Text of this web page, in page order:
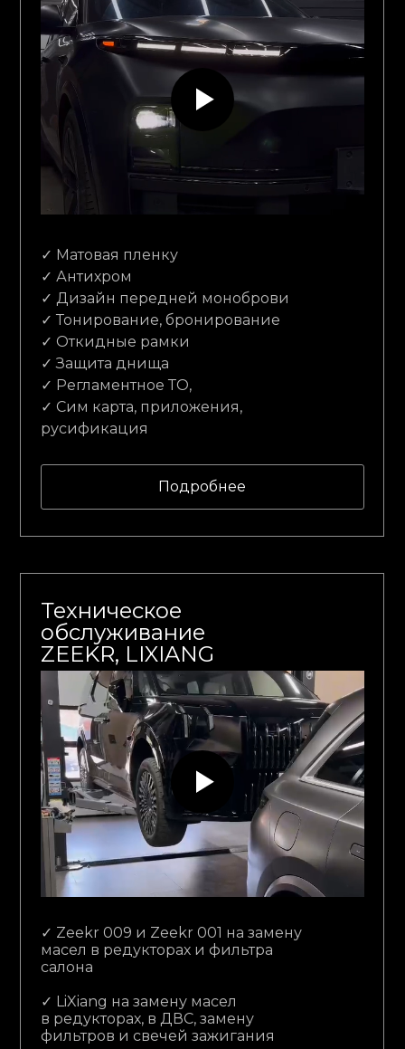
✓ Матовая пленку
✓ Антихром
✓ Дизайн передней моноброви
✓ Тонирование, бронирование
✓ Откидные рамки
✓ Защита днища
✓ Регламентное ТО,
✓ Сим карта, приложения,
русификация
Техническое
обслуживание
ZEEKR, LIXIANG
⁠✓ Zeekr 009 и Zeekr 001 на замену
масел в редукторах и фильтра
салона
⁠✓ LiXiang на замену масел
в редукторах, в ДВС, замену
фильтров и свечей зажигания
Подробнее